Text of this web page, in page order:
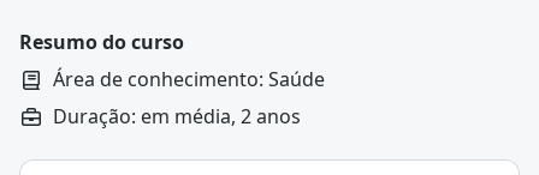
recursos, promoção de destinos e aprimoramento da
experiência dos viajantes.
Resumo do curso
Área de conhecimento: Saúde
Duração: em média, 2 anos